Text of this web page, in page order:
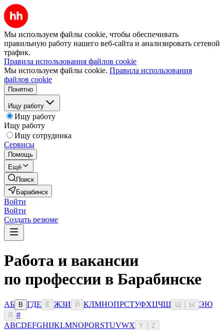
Мы используем файлы cookie, чтобы обеспечивать
правильную работу нашего веб-сайта и анализировать сетевой
трафик.
Правила использования файлов cookie
Мы используем файлы cookie. Правила использования
файлов cookie
Понятно
Ищу работу
Ищу работу
Ищу работу
Ищу сотрудника
Сервисы
Помощь
Ещё
Поиск
Барабинск
Войти
Войти
Создать резюме
Работа и вакансии
по профессии в Барабинске
АБ В ГДЕ Ё ЖЗИ Й КЛМНОПРСТУФХЦЧШ Ы ЭЮ
Я
#
ABCDEFGHIJKLMNOPQRSTUVWX Y Z